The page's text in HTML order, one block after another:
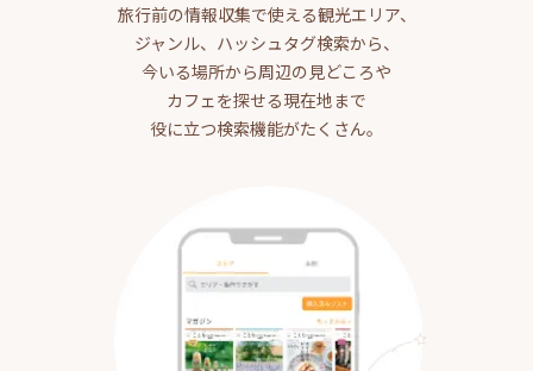
旅行前の情報収集で使える観光エリア、
ジャンル、ハッシュタグ検索から、
今いる場所から周辺の見どころや
カフェを探せる現在地まで
役に立つ検索機能がたくさん。